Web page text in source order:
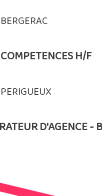
H/F
D'AGENCE -